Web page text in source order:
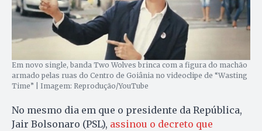
Em novo single, banda Two Wolves brinca com a figura do machão
armado pelas ruas do Centro de Goiânia no videoclipe de “Wasting
Time” | Imagem: Reprodução/YouTube
No mesmo dia em que o presidente da República,
Jair Bolsonaro (PSL), assinou o decreto que